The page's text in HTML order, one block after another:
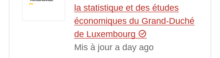
la statistique et des études
économiques du Grand-Duché
de Luxembourg
Mis à jour a day ago